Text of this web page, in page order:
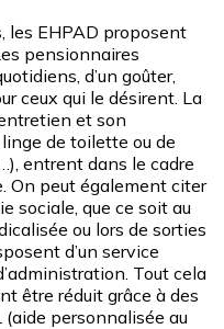
les EHPAD proposent
pensionnaires
d’un goûter,
ceux qui le désirent. La
et son
linge de toilette ou de
entrent dans le cadre
On peut également citer
sociale, que ce soit au
ou lors de sorties
d’un service
Tout cela
être réduit grâce à des
personnalisée au